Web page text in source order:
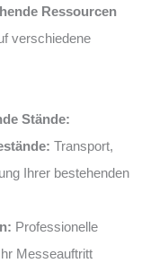
Ressourcen
verschiedene
Stände:
Transport,
Ihrer bestehenden
Professionelle
Messeauftritt